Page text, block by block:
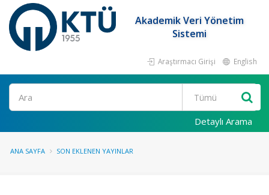
Akademik Veri Yönetim
Sistemi
Araştırmacı Girişi English
Ara
Detaylı Arama
ANA SAYFA SON EKLENEN YAYINLAR